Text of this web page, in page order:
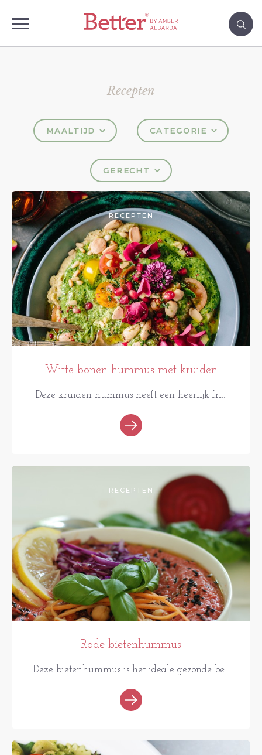
Recepten
MAALTIJD CATEGORIE
GERECHT
RECEPTEN
Witte bonen hummus met kruiden
Deze kruiden hummus heeft een heerlijk fri...
RECEPTEN
Rode bietenhummus
Deze bietenhummus is het ideale gezonde be...